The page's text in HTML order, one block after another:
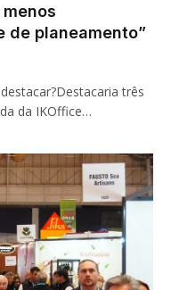
de planeamento”
três
da IKOffice…